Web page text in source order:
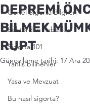
Genel Sigorta Bilgileri
Sektörden haberler
Sigorta 101
Yanlis bilinenler
Yasa ve Mevzuat
Bu nasıl sigorta?
DEPREMİ
BİLMEK
RUPT
Güncelleme tarihi: 17 Ara